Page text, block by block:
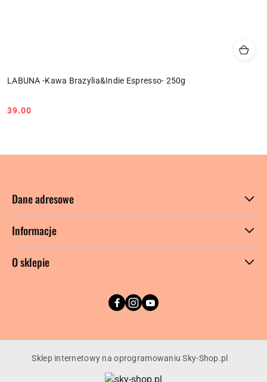
LABUNA -Kawa Brazylia&Indie Espresso- 250g
Cena:
39.00
Dane adresowe
Informacje
O sklepie
Sklep internetowy na oprogramowaniu Sky-Shop.pl